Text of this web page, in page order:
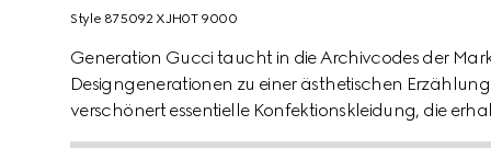
Style ‎875092 XJH0T 9000
Generation Gucci taucht in die Archivcodes der
Designgenerationen zu einer ästhetischen
verschönert essentielle Konfektionskleidung, die
hervorhebt. Dieses Poloshirt aus Baumwolljersey ist